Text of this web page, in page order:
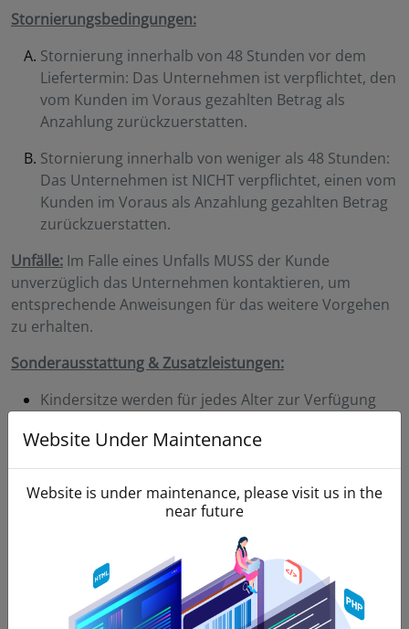
Stornierungsbedingungen:
Stornierung innerhalb von 48 Stunden vor dem
Liefertermin: Das Unternehmen ist verpflichtet, den
vom Kunden im Voraus gezahlten Betrag als
Anzahlung zurückzuerstatten.
Stornierung innerhalb von weniger als 48 Stunden:
Das Unternehmen ist NICHT verpflichtet, einen vom
Kunden im Voraus als Anzahlung gezahlten Betrag
zurückzuerstatten.
Unfälle: Im Falle eines Unfalls MUSS der Kunde
unverzüglich das Unternehmen kontaktieren, um
entsprechende Anweisungen für das weitere Vorgehen
zu erhalten.
Sonderausstattung & Zusatzleistungen:
Kindersitze werden für jedes Alter zur Verfügung
Sitzerhöhungen/Kleinkindersitze).
Sprachen verfügbar.
Der Kunde wird im Falle von Beschädigung oder Verlust
der oben genannten Gegenstände haftbar gemacht und
die maximale Entschädigung für diese Handlungen kann
bis zu 100 € betragen.
Website Under Maintenance
Website is under maintenance, please visit us in the
near future